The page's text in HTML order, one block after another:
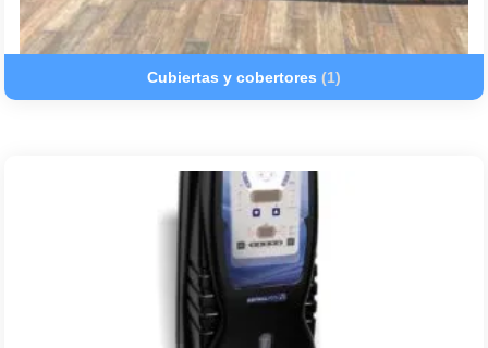
Cubiertas y cobertores (1)